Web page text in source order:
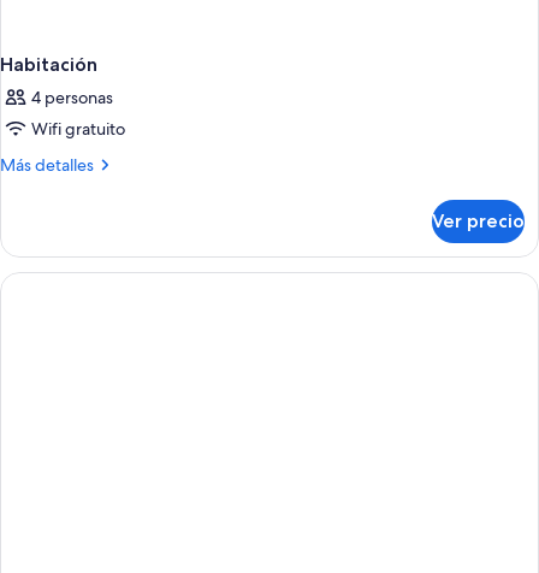
Habitación
4 personas
Wifi gratuito
Más detalles
Más
Ver precio